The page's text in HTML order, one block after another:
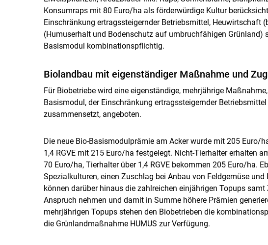
Konsumraps mit 80 Euro/ha als förderwürdige Kultur
Einschränkung ertragssteigernder Betriebsmittel, Heuwirtschaft
(Humuserhalt und Bodenschutz auf umbruchfähigen Grünland)
Basismodul kombinationspflichtig.
Biolandbau mit eigenständiger Maßnahme und
Für Biobetriebe wird eine eigenständige, mehrjährige
Basismodul, der Einschränkung ertragssteigernder
zusammensetzt, angeboten.
Die neue Bio-Basismodulprämie am Acker wurde mit 205 Euro/
1,4 RGVE mit 215 Euro/ha festgelegt. Nicht-Tierhalter erhalten
70 Euro/ha, Tierhalter über 1,4 RGVE bekommen 205 Euro/ha.
Spezialkulturen, einen Zuschlag bei Anbau von Feldgemüse und
können darüber hinaus die zahlreichen einjährigen Topups samt
Anspruch nehmen und damit in Summe höhere Prämien
mehrjährigen Topups stehen den Biobetrieben die
die Grünlandmaßnahme HUMUS zur Verfügung.